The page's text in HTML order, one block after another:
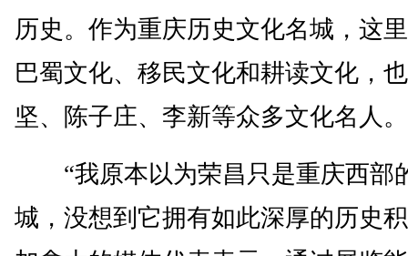
历史。作为重庆历史文化名城，这
巴蜀文化、移民文化和耕读文化，
坚、陈子庄、李新等众多文化名人。
“我原本以为荣昌只是重庆西部
城，没想到它拥有如此深厚的历史